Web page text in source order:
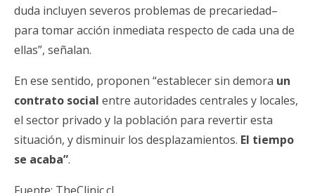
duda incluyen severos problemas de precariedad–
para tomar acción inmediata respecto de cada una de
ellas”, señalan.
En ese sentido, proponen “establecer sin demora un
contrato social entre autoridades centrales y locales,
el sector privado y la población para revertir esta
situación, y disminuir los desplazamientos. El tiempo
se acaba”.